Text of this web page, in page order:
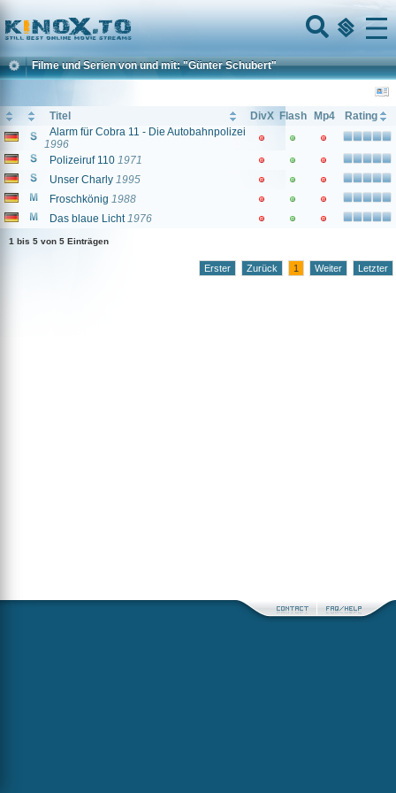
Home
Menu
Filme und Serien von und mit: "Günter Schubert"
Titel DivX Flash Mp4
Rating
Alarm für Cobra 11 - Die Autobahnpolizei
1996
Polizeiruf 110 1971
Unser Charly 1995
Froschkönig 1988
Das blaue Licht 1976
1 bis 5 von 5 Einträgen
Erster Zurück 1 Weiter Letzter